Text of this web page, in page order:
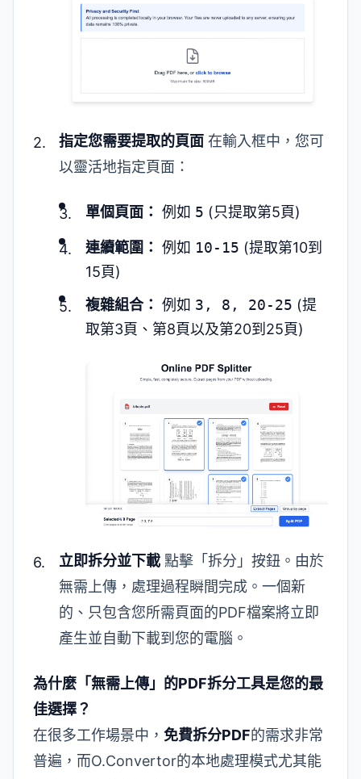
指定您需要提取的頁面 在輸入框中，您可
以靈活地指定頁面：
單個頁面： 例如 5 (只提取第5頁)
連續範圍： 例如 10-15 (提取第10到
15頁)
複雜組合： 例如 3, 8, 20-25 (提
取第3頁、第8頁以及第20到25頁)
立即拆分並下載 點擊「拆分」按鈕。由於
無需上傳，處理過程瞬間完成。一個新
的、只包含您所需頁面的PDF檔案將立即
產生並自動下載到您的電腦。
為什麼「無需上傳」的PDF拆分工具是您的最
佳選擇？
在很多工作場景中， 免費拆分PDF的需求非常
普遍，而O.Convertor的本地處理模式尤其能